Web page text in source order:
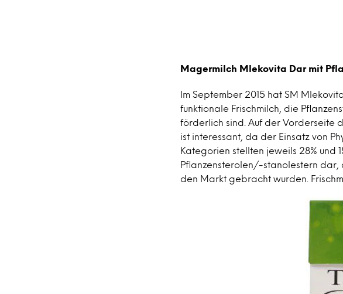
Magermilch Mlekovita Dar mit
Im September 2015 hat SM
funktionale Frischmilch, die
förderlich sind. Auf der Vorderseite
ist interessant, da der Einsatz von
Kategorien stellten jeweils 28% und
Pflanzensterolen/-stanolestern dar,
den Markt gebracht wurden.